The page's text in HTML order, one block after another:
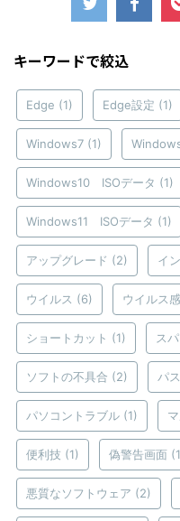
キーワードで絞込
Edge (1) Edge設定 (1)
Windows7 (1)
Windows10 ISOデータ (1)
Windows11 ISOデータ (1)
アップグレード (2) イ
ウイルス (6) ウイルス
ショートカット (1) ス
ソフトの不具合 (2) パ
パソコントラブル (1)
便利技 (1) 偽警告画面
悪質なソフトウェア (2)